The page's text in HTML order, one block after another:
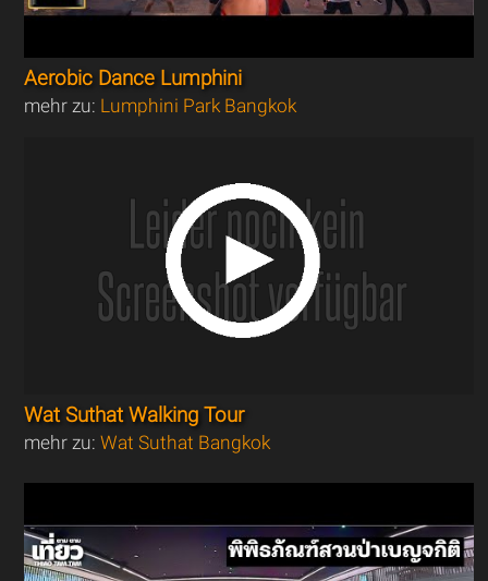
Aerobic Dance Lumphini
mehr zu: Lumphini Park Bangkok
Wat Suthat Walking Tour
mehr zu:Wat Suthat Bangkok